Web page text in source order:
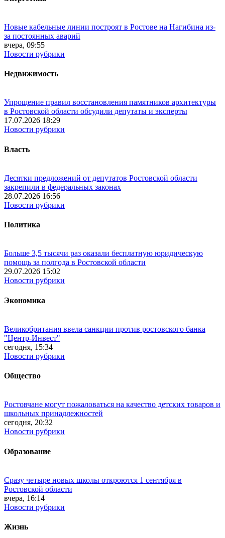
Новые кабельные линии построят в Ростове на Нагибина из-
за постоянных аварий
вчера, 09:55
Новости рубрики
Недвижимость
Упрощение правил восстановления памятников архитектуры
в Ростовской области обсудили депутаты и эксперты
17.07.2026 18:29
Новости рубрики
Власть
Десятки предложений от депутатов Ростовской области
закрепили в федеральных законах
28.07.2026 16:56
Новости рубрики
Политика
Больше 3,5 тысячи раз оказали бесплатную юридическую
помощь за полгода в Ростовской области
29.07.2026 15:02
Новости рубрики
Экономика
Великобритания ввела санкции против ростовского банка
"Центр-Инвест"
сегодня, 15:34
Новости рубрики
Общество
Ростовчане могут пожаловаться на качество детских товаров и
школьных принадлежностей
сегодня, 20:32
Новости рубрики
Образование
Сразу четыре новых школы откроются 1 сентября в
Ростовской области
вчера, 16:14
Новости рубрики
Жизнь